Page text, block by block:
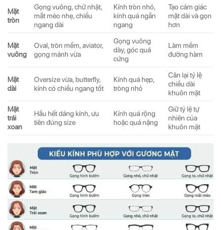
Mặt
tròn
Gọng vuông, chữ nhật,
mắt mèo nhẹ, chiều
ngang dài
Kính tròn nhỏ,
kính quá ngắn
ngang
Tạo cảm giác
mặt dài và gọn
hơn
Mặt
vuông
Oval, tròn mềm, aviator,
gọng mảnh vừa
Gọng vuông
dày, góc quá
cứng
Làm mềm
đường hàm
Mặt
dài
Oversize vừa, butterfly,
kính có chiều ngang tốt
Kính quá hẹp,
tròng nhỏ
Cân lại tỷ lệ
chiều dài
khuôn mặt
Mặt
trái
xoan
Hầu hết dáng kính, ưu
tiên đúng size
Kính quá rộng
hoặc quá nặng
Giữ tỷ lệ tự
nhiên của
khuôn mặt